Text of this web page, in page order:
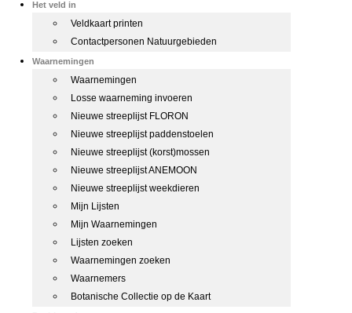
Het veld in
Veldkaart printen
Contactpersonen Natuurgebieden
Waarnemingen
Waarnemingen
Losse waarneming invoeren
Nieuwe streeplijst FLORON
Nieuwe streeplijst paddenstoelen
Nieuwe streeplijst (korst)mossen
Nieuwe streeplijst ANEMOON
Nieuwe streeplijst weekdieren
Mijn Lijsten
Mijn Waarnemingen
Lijsten zoeken
Waarnemingen zoeken
Waarnemers
Botanische Collectie op de Kaart